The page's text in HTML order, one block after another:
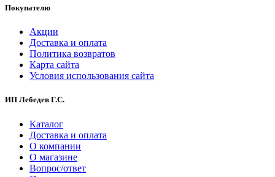
Покупателю
Акции
Доставка и оплата
Политика возвратов
Карта сайта
Условия использования сайта
ИП Лебедев Г.С.
Каталог
Доставка и оплата
О компании
О магазине
Вопрос/ответ